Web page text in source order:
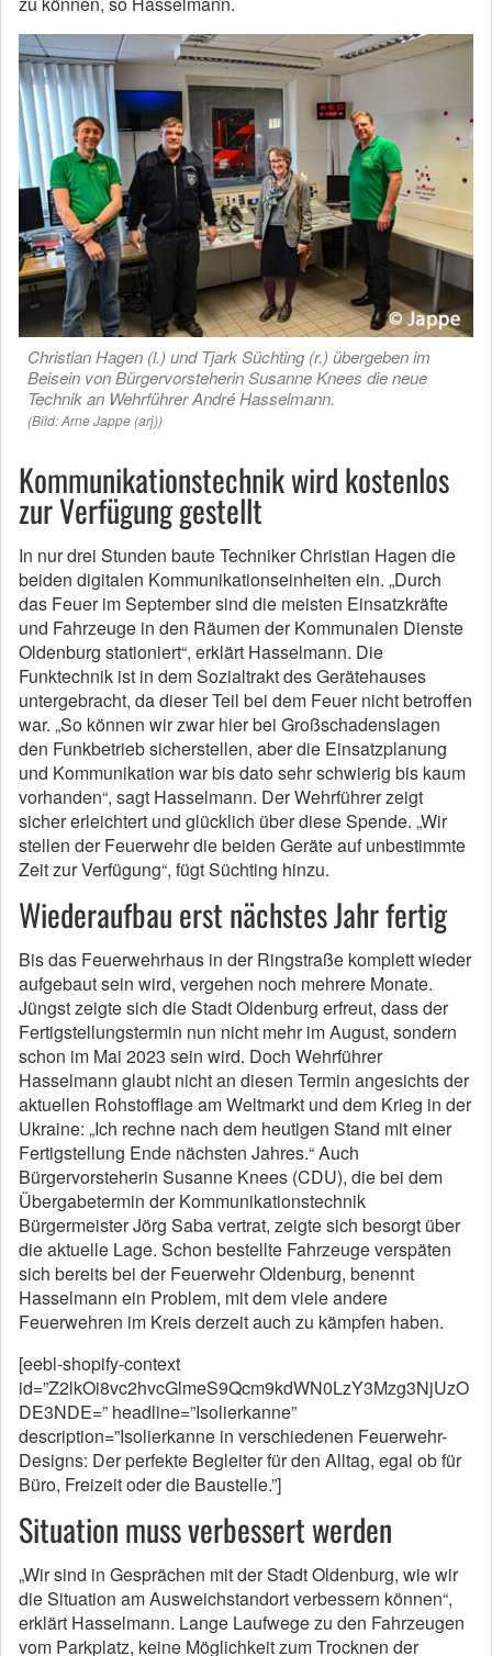
Christian Hagen (l.) und Tjark Süchting (r.) übergeben im
Beisein von Bürgervorsteherin Susanne Knees die neue
Technik an Wehrführer André Hasselmann.
(Bild: Arne Jappe (arj))
Kommunikationstechnik wird kostenlos
zur Verfügung gestellt
In nur drei Stunden baute Techniker Christian Hagen die
beiden digitalen Kommunikationseinheiten ein. „Durch
das Feuer im September sind die meisten Einsatzkräfte
und Fahrzeuge in den Räumen der Kommunalen Dienste
Oldenburg stationiert“, erklärt Hasselmann. Die
Funktechnik ist in dem Sozialtrakt des Gerätehauses
untergebracht, da dieser Teil bei dem Feuer nicht betroffen
war. „So können wir zwar hier bei Großschadenslagen
den Funkbetrieb sicherstellen, aber die Einsatzplanung
und Kommunikation war bis dato sehr schwierig bis kaum
vorhanden“, sagt Hasselmann. Der Wehrführer zeigt
sicher erleichtert und glücklich über diese Spende. „Wir
stellen der Feuerwehr die beiden Geräte auf unbestimmte
Zeit zur Verfügung“, fügt Süchting hinzu.
Wiederaufbau erst nächstes Jahr fertig
Bis das Feuerwehrhaus in der Ringstraße komplett wieder
aufgebaut sein wird, vergehen noch mehrere Monate.
Jüngst zeigte sich die Stadt Oldenburg erfreut, dass der
Fertigstellungstermin nun nicht mehr im August, sondern
schon im Mai 2023 sein wird. Doch Wehrführer
Hasselmann glaubt nicht an diesen Termin angesichts der
aktuellen Rohstofflage am Weltmarkt und dem Krieg in der
Ukraine: „Ich rechne nach dem heutigen Stand mit einer
Fertigstellung Ende nächsten Jahres.“ Auch
Bürgervorsteherin Susanne Knees (CDU), die bei dem
Übergabetermin der Kommunikationstechnik
Bürgermeister Jörg Saba vertrat, zeigte sich besorgt über
die aktuelle Lage. Schon bestellte Fahrzeuge verspäten
sich bereits bei der Feuerwehr Oldenburg, benennt
Hasselmann ein Problem, mit dem viele andere
Feuerwehren im Kreis derzeit auch zu kämpfen haben.
[eebl-shopify-context
id=”Z2lkOi8vc2hvcGlmeS9Qcm9kdWN0LzY3Mzg3NjUzO
DE3NDE=” headline=”Isolierkanne”
description=”Isolierkanne in verschiedenen Feuerwehr-
Designs: Der perfekte Begleiter für den Alltag, egal ob für
Büro, Freizeit oder die Baustelle.”]
Situation muss verbessert werden
„Wir sind in Gesprächen mit der Stadt Oldenburg, wie wir
die Situation am Ausweichstandort verbessern können“,
erklärt Hasselmann. Lange Laufwege zu den Fahrzeugen
vom Parkplatz, keine Möglichkeit zum Trocknen der